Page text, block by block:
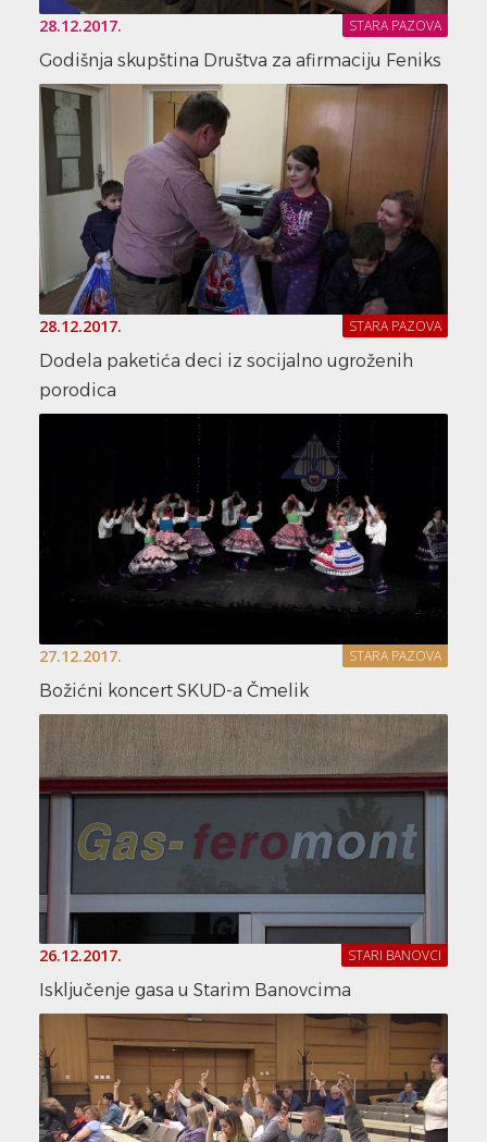
28.12.2017. STARA PAZOVA
Godišnja skupština Društva za afirmaciju Feniks
28.12.2017. STARA PAZOVA
Dodela paketića deci iz socijalno ugroženih
porodica
27.12.2017. STARA PAZOVA
Božićni koncert SKUD-a Čmelik
26.12.2017. STARI BANOVCI
Isključenje gasa u Starim Banovcima